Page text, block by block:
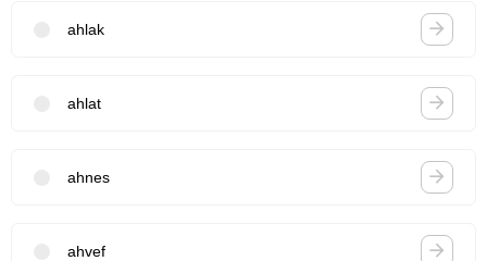
ahlak
ahlat
ahnes
ahvef